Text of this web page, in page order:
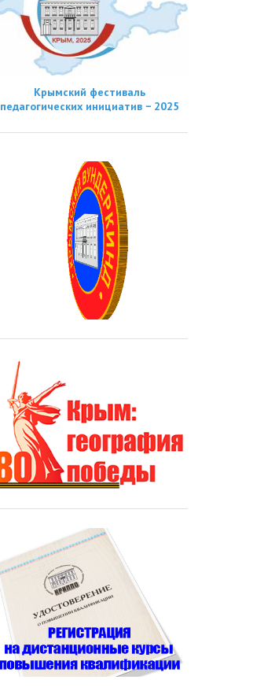
Крымский фестиваль
педагогических инициатив − 2025